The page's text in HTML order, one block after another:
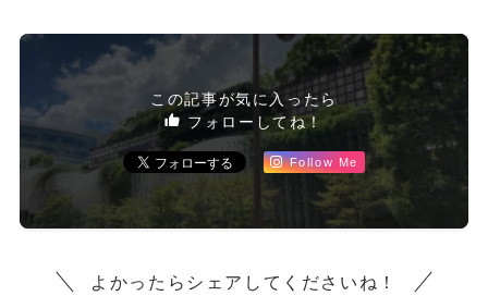
この記事が気に入ったら
フォローしてね！
Follow Me
よかったらシェアしてくださいね！